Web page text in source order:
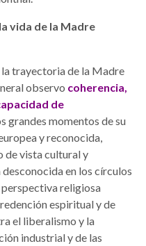
vida de la Madre
trayectoria de la Madre
observo coherencia,
de
grandes momentos de su
y reconocida,
de vista cultural y
en los círculos
religiosa
espiritual y de
el liberalismo y la
industrial y de las